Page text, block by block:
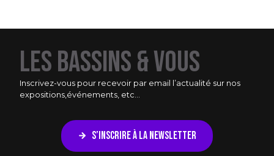
LES BASSINS & VOUS
Inscrivez-vous pour recevoir par email l’actualité sur nos
expositions,événements, etc...
S’INSCRIRE À LA NEWSLETTER